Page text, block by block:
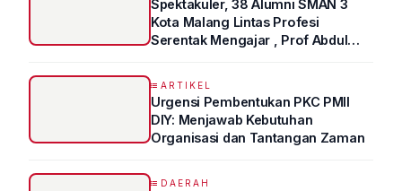
Spektakuler, 38 Alumni SMAN 3
Kota Malang Lintas Profesi
Serentak Mengajar , Prof Abdul
ARTIKEL
Urgensi Pembentukan PKC PMII
DIY: Menjawab Kebutuhan
Organisasi dan Tantangan Zaman
DAERAH